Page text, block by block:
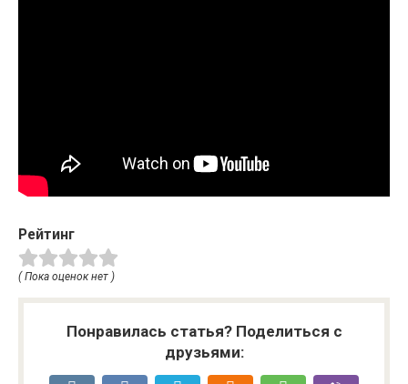
Рейтинг
( Пока оценок нет )
Понравилась статья? Поделиться с
друзьями: